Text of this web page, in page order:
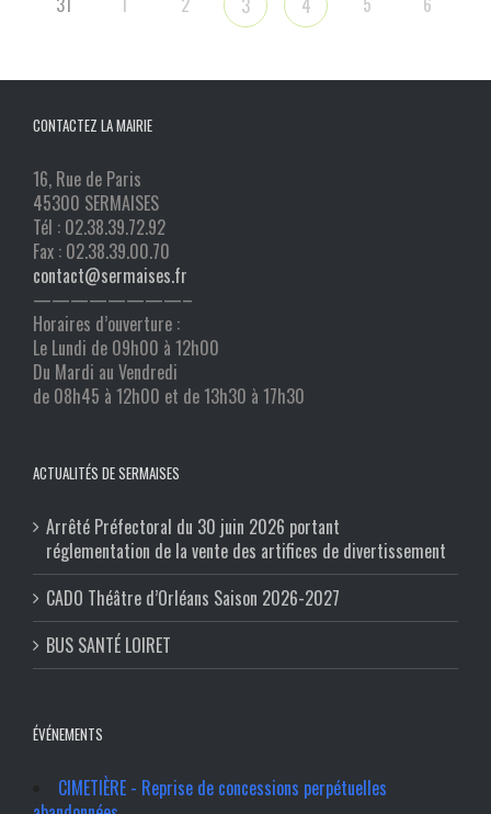
3 4
CONTACTEZ LA MAIRIE
16, Rue de Paris
45300 SERMAISES
Tél : 02.38.39.72.92
Fax : 02.38.39.00.70
contact@sermaises.fr
————————–
Horaires d’ouverture :
Le Lundi de 09h00 à 12h00
Du Mardi au Vendredi
de 08h45 à 12h00 et de 13h30 à 17h30
ACTUALITÉS DE SERMAISES
Arrêté Préfectoral du 30 juin 2026 portant
réglementation de la vente des artifices de divertissement
CADO Théâtre d’Orléans Saison 2026-2027
BUS SANTÉ LOIRET
ÉVÉNEMENTS
CIMETIÈRE - Reprise de concessions perpétuelles